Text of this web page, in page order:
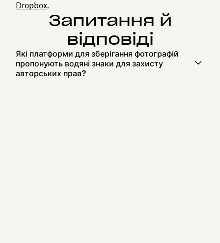
Dropbox.
Запитання й
відповіді
Які платформи для зберігання фотографій
пропонують водяні знаки для захисту
авторських прав?